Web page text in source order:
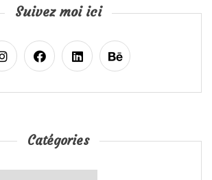
Suivez moi ici
Catégories